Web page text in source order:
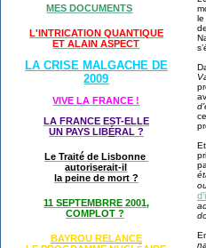
MES DOCUMENTS
L'INTRICATION QUANTIQUE
ET ALAIN ASPECT
LA CRISE MALGACHE DE
2009
VIVE LA FRANCE !
LA FRANCE EST-ELLE
UN PAYS LIBÉRAL ?
Le Traité de Lisbonne
autoriserait-il
la peine de mort ?
11 SEPTEMBRRE 2001,
COMPLOT ?
BAYROU RELANCE
le